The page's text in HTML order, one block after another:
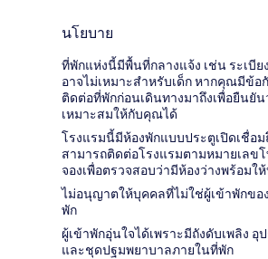
นโยบาย
ที่พักแห่งนี้มีพื้นที่กลางแจ้ง เช่น ระเบีย
อาจไม่เหมาะสำหรับเด็ก หากคุณมีข้อ
ติดต่อที่พักก่อนเดินทางมาถึงเพื่อยืนยั
เหมาะสมให้กับคุณได้
โรงแรมนี้มีห้องพักแบบประตูเปิดเชื่อ
สามารถติดต่อโรงแรมตามหมายเลข
จองเพื่อตรวจสอบว่ามีห้องว่างพร้อมใ
ไม่อนุญาตให้บุคคลที่ไม่ใช่ผู้เข้าพักขอ
พัก
ผู้เข้าพักอุ่นใจได้เพราะมีถังดับเพลิง
และชุดปฐมพยาบาลภายในที่พัก